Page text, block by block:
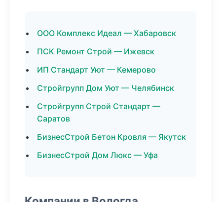
ООО Комплекс Идеал — Хабаровск
ПСК Ремонт Строй — Ижевск
ИП Стандарт Уют — Кемерово
Стройгрупп Дом Уют — Челябинск
Стройгрупп Строй Стандарт —
Саратов
БизнесСтрой Бетон Кровля — Якутск
БизнесСтрой Дом Люкс — Уфа